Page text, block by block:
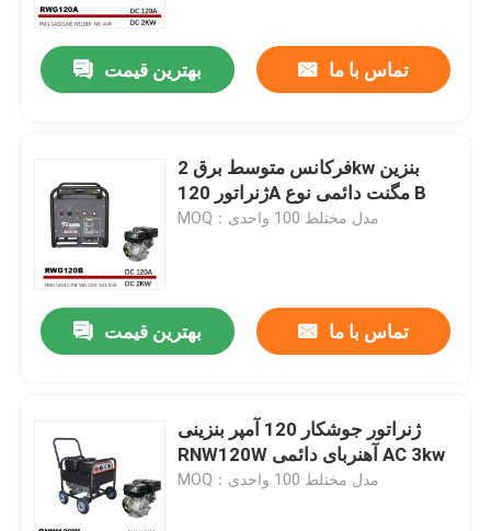
بهترین قیمت تماس با ما
فرکانس متوسط ​​برق 2kw بنزین
ژنراتور 120A مگنت دائمی نوع B
MOQ：مدل مختلط 100 واحدی
بهترین قیمت تماس با ما
ژنراتور جوشکار 120 آمپر بنزینی
RNW120W آهنربای دائمی AC 3kw
MOQ：مدل مختلط 100 واحدی